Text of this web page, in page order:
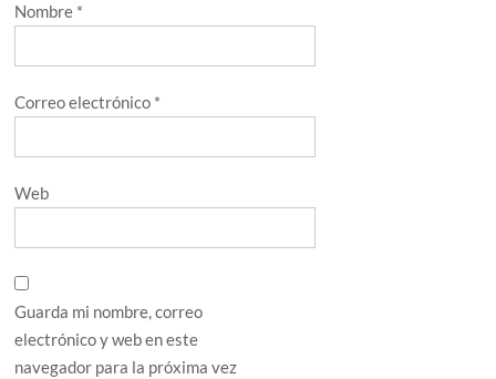
Nombre *
Correo electrónico *
Web
Guarda mi nombre, correo
electrónico y web en este
navegador para la próxima vez